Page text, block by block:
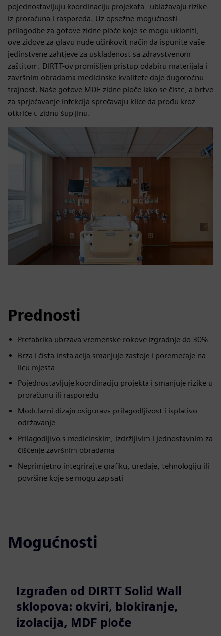
pojednostavljuju koordinaciju projekata i ublažavaju rizike
iz proračuna i rasporeda. Uz opsežne mogućnosti
prilagodbe za gotove zidne ploče koje se mogu ukloniti,
ove zidove za glavu nude učinkovit način da ispunite vaše
jedinstvene zahtjeve za usklađenost sa zdravstvenom
zaštitom. DIRTT-ov promišljen pristup odabiru materijala i
završnim obradama medicinske kvalitete daje dugoročnu
trajnost. Naše gotove MDF zidne ploče lako se čiste, a brtve
za sprječavanje infekcija sprečavaju klice da prođu kroz
otkriće u zidnu šupljinu.
Prednosti
Prefabrika ubrzava vremenske rokove izgradnje do 30%
Brza i čista instalacija smanjuje zastoje i poremećaje na
licu mjesta
Pojednostavljuje koordinaciju projekta i smanjuje rizike u
proračunu ili rasporedu
Modularni dizajn osigurava prilagodljivost i isplativo
održavanje
Prilagodljivo s medicinskim, izdržljivim i jednostavnim za
čišćenje završnim obradama
Neprimjetno integrirajte grafiku, uređaje, tehnologiju ili
površine koje se mogu zapisati
Mogućnosti
Izgrađen od DIRTT Solid Wall
sklopova: okviri, blokiranje,
izolacija, MDF ploče